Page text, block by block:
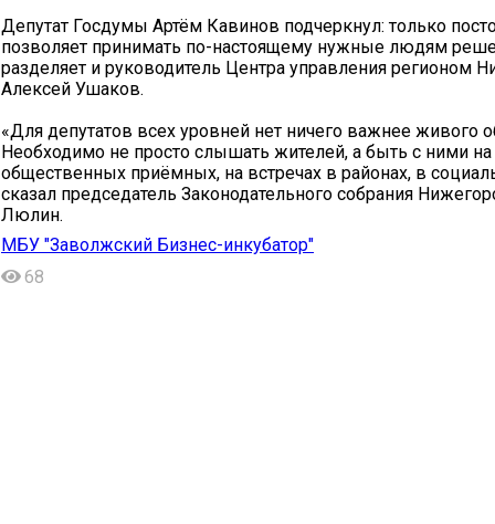
Депутат Госдумы Артём Кавинов подчеркнул: только
позволяет принимать по-настоящему нужные людям
разделяет и руководитель Центра управления регионом
Алексей Ушаков.
«Для депутатов всех уровней нет ничего важнее живого
Необходимо не просто слышать жителей, а быть с ними на
общественных приёмных, на встречах в районах, в
сказал председатель Законодательного собрания
Люлин.
МБУ "Заволжский Бизнес-инкубатор"
68